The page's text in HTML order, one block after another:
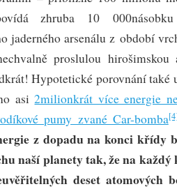
zhruba 10
jaderného arsenálu z období
proslulou
Hypotetické porovnání také
asi2milionkrát více energie
pumy zvané Car-bomba
z dopadu na konci křídy
naší planety tak, že na
deset atomových